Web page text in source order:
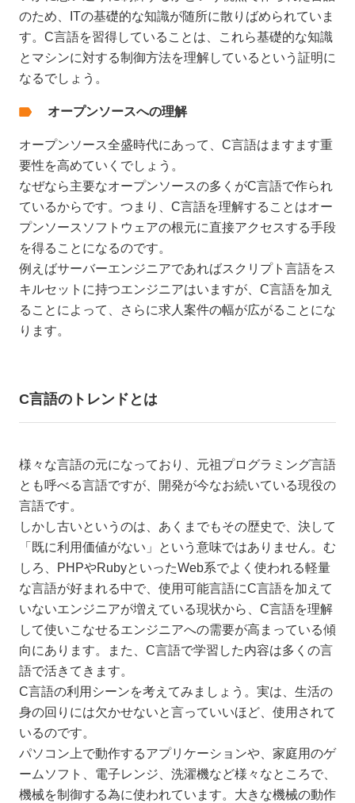
のため、ITの基礎的な知識が随所に散りばめられていま
す。C言語を習得していることは、これら基礎的な知識
とマシンに対する制御方法を理解しているという証明に
なるでしょう。
オープンソースへの理解
オープンソース全盛時代にあって、C言語はますます重
要性を高めていくでしょう。
なぜなら主要なオープンソースの多くがC言語で作られ
ているからです。つまり、C言語を理解することはオー
プンソースソフトウェアの根元に直接アクセスする手段
を得ることになるのです。
例えばサーバーエンジニアであればスクリプト言語をス
キルセットに持つエンジニアはいますが、C言語を加え
ることによって、さらに求人案件の幅が広がることにな
ります。
C言語のトレンドとは
様々な言語の元になっており、元祖プログラミング言語
とも呼べる言語ですが、開発が今なお続いている現役の
言語です。
しかし古いというのは、あくまでもその歴史で、決して
「既に利用価値がない」という意味ではありません。む
しろ、PHPやRubyといったWeb系でよく使われる軽量
な言語が好まれる中で、使用可能言語にC言語を加えて
いないエンジニアが増えている現状から、C言語を理解
して使いこなせるエンジニアへの需要が高まっている傾
向にあります。また、C言語で学習した内容は多くの言
語で活きてきます。
C言語の利用シーンを考えてみましょう。実は、生活の
身の回りには欠かせないと言っていいほど、使用されて
いるのです。
パソコン上で動作するアプリケーションや、家庭用のゲ
ームソフト、電子レンジ、洗濯機など様々なところで、
機械を制御する為に使われています。大きな機械の動作